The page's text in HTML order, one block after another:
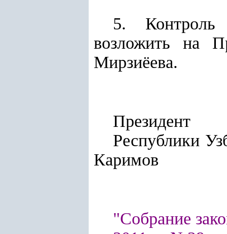
5. Контроль
возложить на
Мирзиёева.
Президент
Каримов
"Собрание